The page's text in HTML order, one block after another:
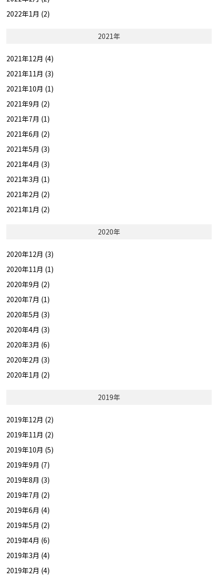
2022年1月 (2)
2021年
2021年12月 (4)
2021年11月 (3)
2021年10月 (1)
2021年9月 (2)
2021年7月 (1)
2021年6月 (2)
2021年5月 (3)
2021年4月 (3)
2021年3月 (1)
2021年2月 (2)
2021年1月 (2)
2020年
2020年12月 (3)
2020年11月 (1)
2020年9月 (2)
2020年7月 (1)
2020年5月 (3)
2020年4月 (3)
2020年3月 (6)
2020年2月 (3)
2020年1月 (2)
2019年
2019年12月 (2)
2019年11月 (2)
2019年10月 (5)
2019年9月 (7)
2019年8月 (3)
2019年7月 (2)
2019年6月 (4)
2019年5月 (2)
2019年4月 (6)
2019年3月 (4)
2019年2月 (4)